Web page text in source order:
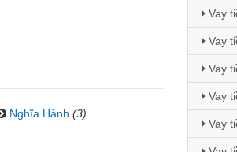
Nghĩa Hành (3)
Vay
Vay
Vay
Vay
Vay